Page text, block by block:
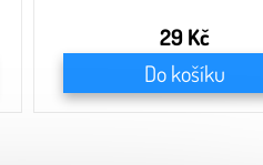
29 Kč
Do košíku